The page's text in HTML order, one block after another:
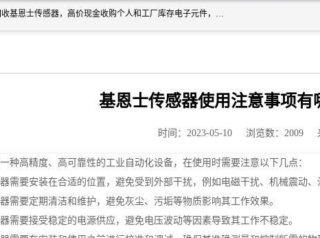
深圳市福田区诚芯源电子商行长期回收基恩士读码器、回收基恩士传感器，高价现金收购个人和工厂库存电子元件，我们以努力处事、以诚信待人，能迅速为客户消化库存、减少仓储、回笼资金，我们交易灵活方便，现金支付，价格合 理，尽量满足客户的要求，提供一条龙服务。
基恩士传感器使用注意事项有
时间：2023-05-10 浏览数：2009
种高精度、高可靠性的工业自动化设备，在使用时需要注意以下几点：
需要安装在合适的位置，避免受到外部干扰，例如电磁干扰、机械震动、
需要定期清洁和维护，避免灰尘、污垢等物质影响其工作效果。
需要接受稳定的电源供应，避免电压波动等因素导致其工作不稳定。